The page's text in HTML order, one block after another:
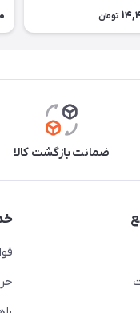
تومان
ضمانت بازگشت کالا